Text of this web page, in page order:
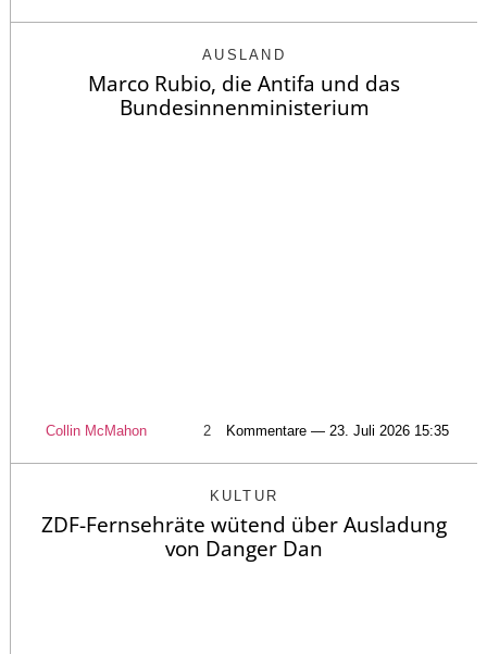
AUSLAND
Marco Rubio, die Antifa und das
Bundesinnenministerium
Collin McMahon 2 Kommentare — 23. Juli 2026 15:35
KULTUR
ZDF-Fernsehräte wütend über Ausladung
von Danger Dan